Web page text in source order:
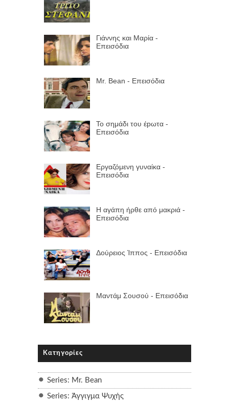
Γιάννης και Μαρία -
Επεισόδια
Mr. Bean - Επεισόδια
Το σημάδι του έpωτα -
Επεισόδια
Εργαζόμενη γυναίκα -
Επεισόδια
Η αγάπη ήρθε από μακριά -
Επεισόδια
Δούρειος Ίππος - Επεισόδια
Μαντάμ Σουσού - Επεισόδια
Κατηγορίες
Series: Mr. Bean
Series: Άγγιγμα Ψυχής